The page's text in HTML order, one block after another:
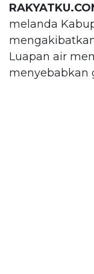
melanda
Luapan air
menyebabkan